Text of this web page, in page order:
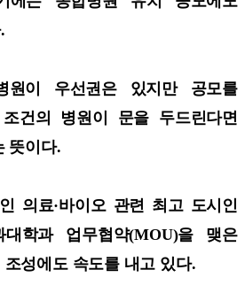
원이 우선권은 있지만 공모를
건의 병원이 문을 두드린다면
뜻이다.
의료·바이오 관련 최고 도시인
학과 업무협약(MOU)을 맺은
성에도 속도를 내고 있다.